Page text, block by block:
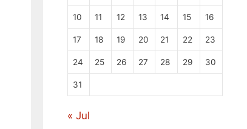
10 11 12 13 14 15 16
17 18 19 20 21 22 23
24 25 26 27 28 29 30
31
« Jul